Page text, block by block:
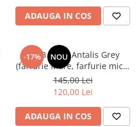
ADAUGA IN COS
-17% NOU
Set 3 Piese Antalis Grey
(farfurie Mare, farfurie mica,
bol), la comandă, 50 de seturi
145,00 Lei
120,00 Lei
ADAUGA IN COS